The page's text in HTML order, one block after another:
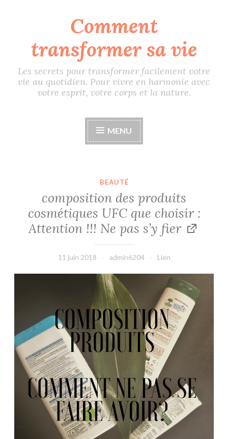
contenu
principal
Comment
transformer sa vie
Les secrets pour transformer facilement votre
vie au quotidien. Pour vivre en harmonie avec
votre esprit, votre corps et la nature.
MENU
BEAUTÉ
composition des produits
cosmétiques UFC que choisir :
Attention !!! Ne pas s’y fier
11 juin 2018 admin6204 Lien